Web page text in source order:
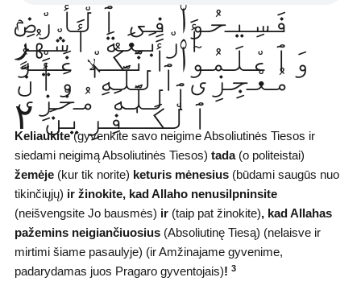
فَسِيحُوا۟ فِى ٱلْأَرْضِ
أَرْبَعَةَ أَشْهُرٍۢ
وَٱعْلَمُوٓا۟ أَنَّكُمْ غَيْرُ
مُعْجِزِى ٱللَّهِ ۙ وَأَنَّ
ٱللَّهَ مُخْزِى
ٱلْكَـٰفِرِينَ ٢
Keliaukite(gyvenkite savo neigime Absoliutinės Tiesos ir
siedami neigimą Absoliutinės Tiesos) tada(o politeistai)
žemėje(kur tik norite) keturis mėnesius(būdami saugūs nuo
tikinčiųjų) ir žinokite, kad Allaho nenusilpninsite
(neišvengsite Jo bausmės) ir(taip pat žinokite), kad Allahas
pažemins neigiančiuosius(Absoliutinę Tiesą) (nelaisve ir
mirtimi šiame pasaulyje) (ir Amžinajame gyvenime,
padarydamas juos Pragaro gyventojais)! 3